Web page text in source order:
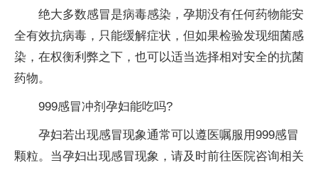
绝大多数感冒是病毒感染，孕期没有任何药物能安
全有效抗病毒，只能缓解症状，但如果检验发现细菌感
染，在权衡利弊之下，也可以适当选择相对安全的抗菌
药物。
999感冒冲剂孕妇能吃吗?
孕妇若出现感冒现象通常可以遵医嘱服用999感冒
颗粒。当孕妇出现感冒现象，请及时前往医院咨询相关